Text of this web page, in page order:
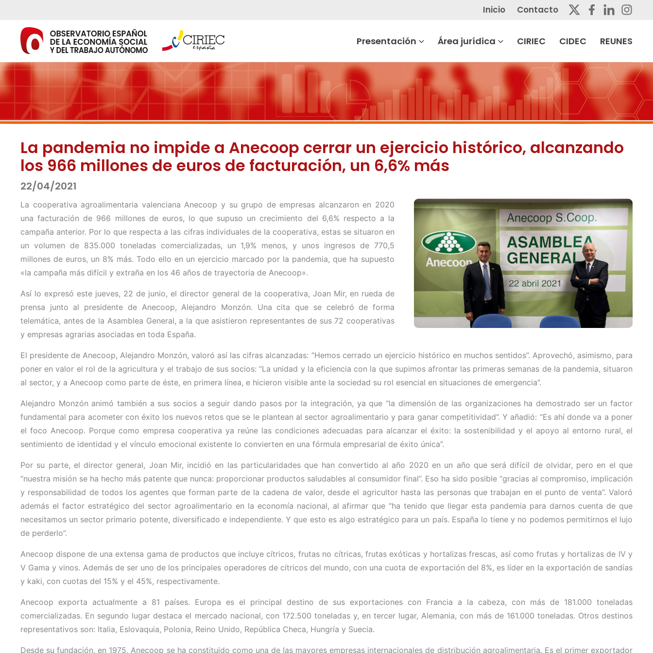
contenido
Inicio Contacto
Presentación Área jurídica CIRIEC CIDEC REUNES
La pandemia no impide a Anecoop cerrar un ejercicio histórico, alcanzando
los 966 millones de euros de facturación, un 6,6% más
22/04/2021
La cooperativa agroalimentaria valenciana Anecoop y su grupo de empresas alcanzaron en 2020
una facturación de 966 millones de euros, lo que supuso un crecimiento del 6,6% respecto a la
campaña anterior. Por lo que respecta a las cifras individuales de la cooperativa, estas se situaron en
un volumen de 835.000 toneladas comercializadas, un 1,9% menos, y unos ingresos de 770,5
millones de euros, un 8% más. Todo ello en un ejercicio marcado por la pandemia, que ha supuesto
«la campaña más difícil y extraña en los 46 años de trayectoria de Anecoop».
Así lo expresó este jueves, 22 de junio, el director general de la cooperativa, Joan Mir, en rueda de
prensa junto al presidente de Anecoop, Alejandro Monzón. Una cita que se celebró de forma
telemática, antes de la Asamblea General, a la que asistieron representantes de sus 72 cooperativas
y empresas agrarias asociadas en toda España.
El presidente de Anecoop, Alejandro Monzón, valoró así las cifras alcanzadas: “Hemos cerrado un ejercicio histórico en muchos sentidos”. Aprovechó, asimismo, para
poner en valor el rol de la agricultura y el trabajo de sus socios: “La unidad y la eficiencia con la que supimos afrontar las primeras semanas de la pandemia, situaron
al sector, y a Anecoop como parte de éste, en primera línea, e hicieron visible ante la sociedad su rol esencial en situaciones de emergencia”.
Alejandro Monzón animó también a sus socios a seguir dando pasos por la integración, ya que “la dimensión de las organizaciones ha demostrado ser un factor
fundamental para acometer con éxito los nuevos retos que se le plantean al sector agroalimentario y para ganar competitividad”. Y añadió: “Es ahí donde va a poner
el foco Anecoop. Porque como empresa cooperativa ya reúne las condiciones adecuadas para alcanzar el éxito: la sostenibilidad y el apoyo al entorno rural, el
sentimiento de identidad y el vínculo emocional existente lo convierten en una fórmula empresarial de éxito única”.
Por su parte, el director general, Joan Mir, incidió en las particularidades que han convertido al año 2020 en un año que será difícil de olvidar, pero en el que
“nuestra misión se ha hecho más patente que nunca: proporcionar productos saludables al consumidor final”. Eso ha sido posible “gracias al compromiso, implicación
y responsabilidad de todos los agentes que forman parte de la cadena de valor, desde el agricultor hasta las personas que trabajan en el punto de venta”. Valoró
además el factor estratégico del sector agroalimentario en la economía nacional, al afirmar que “ha tenido que llegar esta pandemia para darnos cuenta de que
necesitamos un sector primario potente, diversificado e independiente. Y que esto es algo estratégico para un país. España lo tiene y no podemos permitirnos el lujo
de perderlo”.
Anecoop dispone de una extensa gama de productos que incluye cítricos, frutas no cítricas, frutas exóticas y hortalizas frescas, así como frutas y hortalizas de IV y
V Gama y vinos. Además de ser uno de los principales operadores de cítricos del mundo, con una cuota de exportación del 8%, es líder en la exportación de sandías
y kaki, con cuotas del 15% y el 45%, respectivamente.
Anecoop exporta actualmente a 81 países. Europa es el principal destino de sus exportaciones con Francia a la cabeza, con más de 181.000 toneladas
comercializadas. En segundo lugar destaca el mercado nacional, con 172.500 toneladas y, en tercer lugar, Alemania, con más de 161.000 toneladas. Otros destinos
representativos son: Italia, Eslovaquia, Polonia, Reino Unido, República Checa, Hungría y Suecia.
Desde su fundación, en 1975, Anecoop se ha constituido como una de las mayores empresas internacionales de distribución agroalimentaria. Es el primer exportador